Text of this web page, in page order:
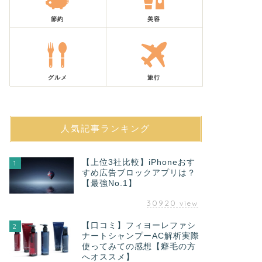
節約 美容
グルメ 旅行
人気記事ランキング
1
【上位3社比較】iPhoneおす
すめ広告ブロックアプリは？
【最強No.1】
30920 view
2
【口コミ】フィヨーレファシ
ナートシャンプーAC解析実際
使ってみての感想【癖毛の方
へオススメ】